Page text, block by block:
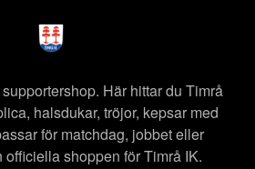
Här hittar du Timrå
halsdukar, tröjor, kepsar med
för matchdag, jobbet eller
officiella shoppen för Timrå IK.